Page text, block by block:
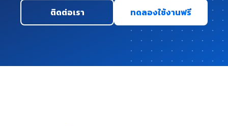
ติดต่อเรา ทดลองใช้งานฟรี